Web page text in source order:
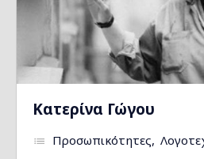
Κατερίνα Γώγου
Προσωπικότητες